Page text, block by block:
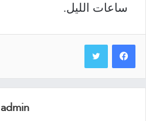
ساعات الليل.
admin